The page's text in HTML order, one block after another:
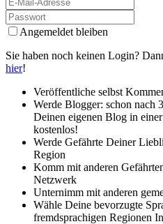
Angemeldet bleiben
Sie haben noch keinen Login?
hier!
Veröffentliche selbst
Werde Blogger: schon nach
Deinen eigenen Blog in
kostenlos!
Werde Gefährte Deiner
Region
Komm mit anderen
Netzwerk
Unternimm mit anderen
Wähle Deine bevorzugte
fremdsprachigen Regionen